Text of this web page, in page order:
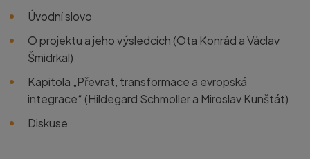
Úvodní slovo
O projektu a jeho výsledcích (Ota Konrád a Václav
Šmidrkal)
Kapitola „Převrat, transformace a evropská
integrace“ (Hildegard Schmoller a Miroslav Kunštát)
Diskuse